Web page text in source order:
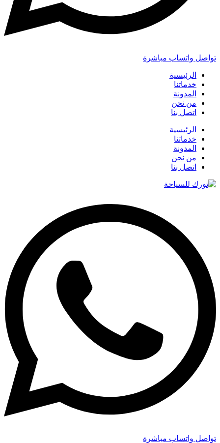
تواصل واتساب مباشرة
الرئيسية
خدماتنا
المدونة
من نحن
اتصل بنا
الرئيسية
خدماتنا
المدونة
من نحن
اتصل بنا
تواصل واتساب مباشرة